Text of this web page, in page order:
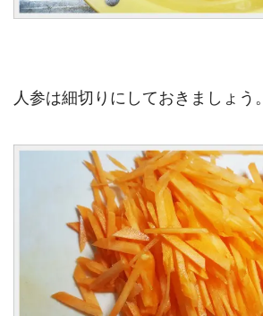
人参は細切りにしておきましょう。